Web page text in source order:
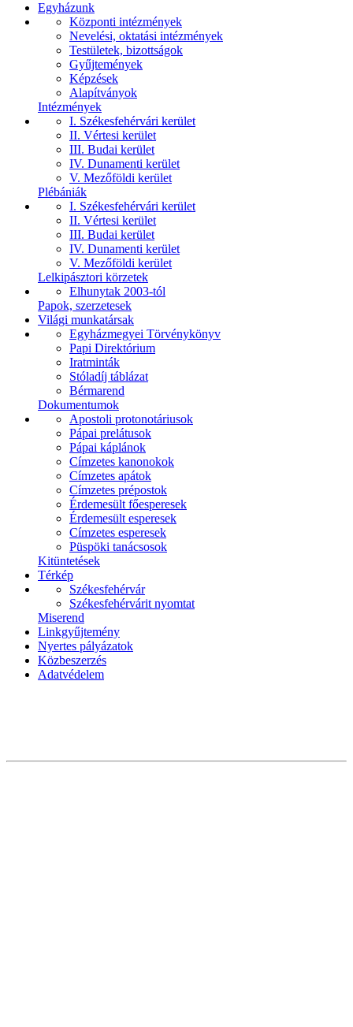
Egyházunk
Központi intézmények
Nevelési, oktatási intézmények
Testületek, bizottságok
Gyűjtemények
Képzések
Alapítványok
Intézmények
I. Székesfehérvári kerület
II. Vértesi kerület
III. Budai kerület
IV. Dunamenti kerület
V. Mezőföldi kerület
Plébániák
I. Székesfehérvári kerület
II. Vértesi kerület
III. Budai kerület
IV. Dunamenti kerület
V. Mezőföldi kerület
Lelkipásztori körzetek
Elhunytak 2003-tól
Papok, szerzetesek
Világi munkatársak
Egyházmegyei Törvénykönyv
Papi Direktórium
Iratminták
Stóladíj táblázat
Bérmarend
Dokumentumok
Apostoli protonotáriusok
Pápai prelátusok
Pápai káplánok
Címzetes kanonokok
Címzetes apátok
Címzetes prépostok
Érdemesült főesperesek
Érdemesült esperesek
Címzetes esperesek
Püspöki tanácsosok
Kitüntetések
Térkép
Székesfehérvár
Székesfehérvárit nyomtat
Miserend
Linkgyűjtemény
Nyertes pályázatok
Közbeszerzés
Adatvédelem